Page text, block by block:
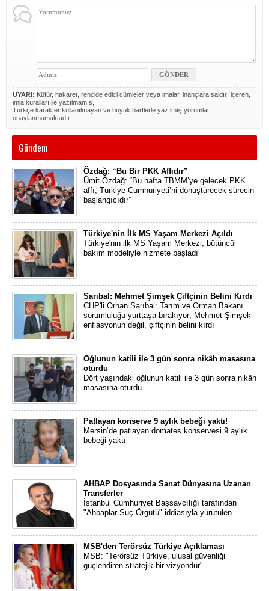
UYARI: Küfür, hakaret, rencide edici cümleler veya imalar, inançlara saldırı içeren,
imla kuralları ile yazılmamış,
Türkçe karakter kullanılmayan ve büyük harflerle yazılmış yorumlar
onaylanmamaktadır.
Gündem
Özdağ: “Bu Bir PKK Affıdır”
Ümit Özdağ: “Bu hafta TBMM’ye gelecek PKK
affı, Türkiye Cumhuriyeti’ni dönüştürecek sürecin
başlangıcıdır”
Türkiye'nin İlk MS Yaşam Merkezi Açıldı
Türkiye'nin ilk MS Yaşam Merkezi, bütüncül
bakım modeliyle hizmete başladı
Sarıbal: Mehmet Şimşek Çiftçinin Belini Kırdı
CHP'li Orhan Sarıbal: Tarım ve Orman Bakanı
sorumluluğu yurttaşa bırakıyor; Mehmet Şimşek
enflasyonun değil, çiftçinin belini kırdı
Oğlunun katili ile 3 gün sonra nikâh masasına
oturdu
Dört yaşındaki oğlunun katili ile 3 gün sonra nikâh
masasına oturdu
Patlayan konserve 9 aylık bebeği yaktı!
Mersin’de patlayan domates konservesi 9 aylık
bebeği yaktı
AHBAP Dosyasında Sanat Dünyasına Uzanan
Transferler
İstanbul Cumhuriyet Başsavcılığı tarafından
"Ahbaplar Suç Örgütü" iddiasıyla yürütülen...
MSB'den Terörsüz Türkiye Açıklaması
MSB: "Terörsüz Türkiye, ulusal güvenliği
güçlendiren stratejik bir vizyondur"